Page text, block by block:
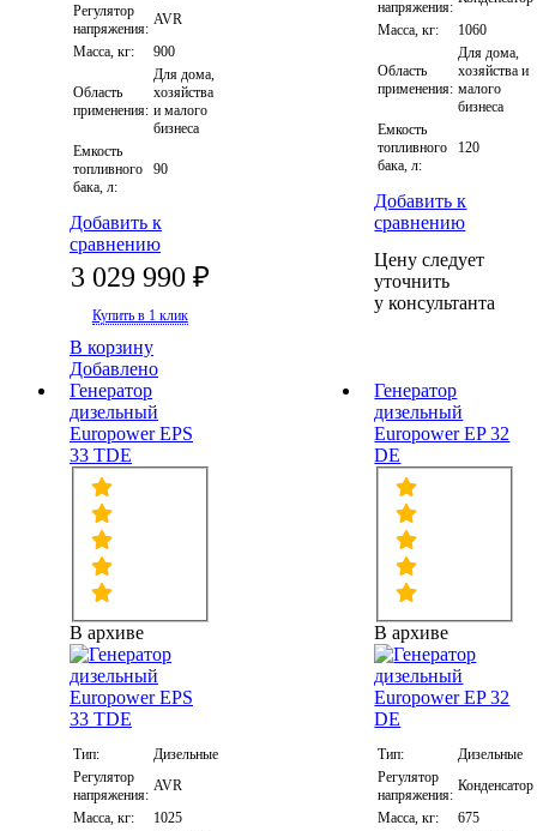
Регулятор
напряжения:
AVR
Масса, кг:
900
Область
применения:
Для дома,
хозяйства
и малого
бизнеса
Емкость
топливного
бака, л:
90
Добавить к
сравнению
3 029 990 ₽
Купить в 1 клик
В корзину
Добавлено
напряжения:
Масса, кг:
1060
Область
применения:
Для дома,
хозяйства и
малого
бизнеса
Емкость
топливного
бака, л:
120
Добавить к
сравнению
Цену следует
уточнить
у консультанта
Генератор
дизельный
Europower EPS
33 TDE
В архиве
Тип:
Дизельные
Регулятор
напряжения:
AVR
Масса, кг:
1025
Генератор
дизельный
Europower EP 32
DE
В архиве
Тип:
Дизельные
Регулятор
напряжения:
Конденсатор
Масса, кг:
675